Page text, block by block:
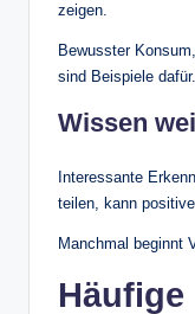
zeigen.
Bewusster
sind Beispiele dafür.
Wissen
Interessante
teilen, kann
Manchmal beginnt
Häufige